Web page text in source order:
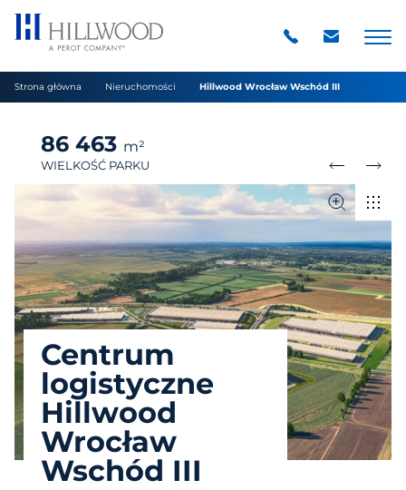
Strona główna Nieruchomości Hillwood Wrocław Wschód III
Centrum
logistyczne
Hillwood
Wrocław
Wschód III
86 463 m²
WIELKOŚĆ PARKU